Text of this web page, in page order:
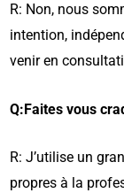
R: Non, nous
intention,
venir en
Q:Faites vous
R: J’utilise un
propres à la